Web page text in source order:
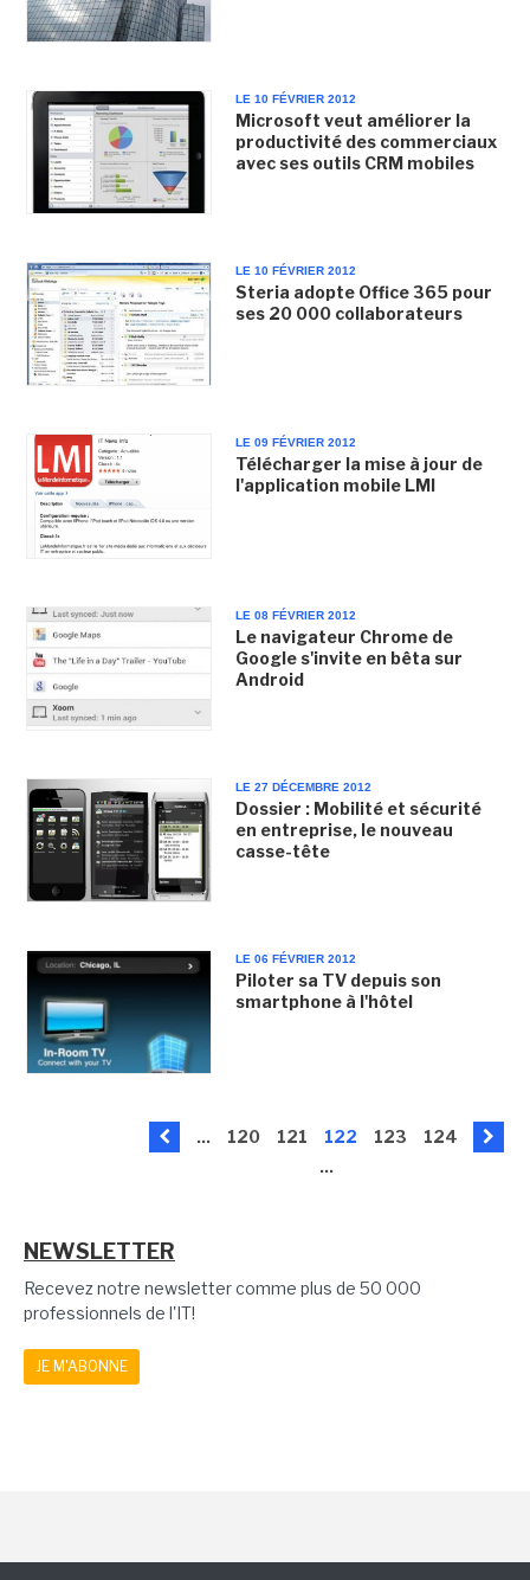
LE 10 FÉVRIER 2012
Microsoft veut améliorer la
productivité des commerciaux
avec ses outils CRM mobiles
LE 10 FÉVRIER 2012
Steria adopte Office 365 pour
ses 20 000 collaborateurs
LE 09 FÉVRIER 2012
Télécharger la mise à jour de
l'application mobile LMI
LE 08 FÉVRIER 2012
Le navigateur Chrome de
Google s'invite en bêta sur
Android
LE 27 DÉCEMBRE 2012
Dossier : Mobilité et sécurité
en entreprise, le nouveau
casse-tête
LE 06 FÉVRIER 2012
Piloter sa TV depuis son
smartphone à l'hôtel
... 120 121 122 123
124
...
NEWSLETTER
Recevez notre newsletter comme plus de 50 000
professionnels de l'IT!
JE M'ABONNE